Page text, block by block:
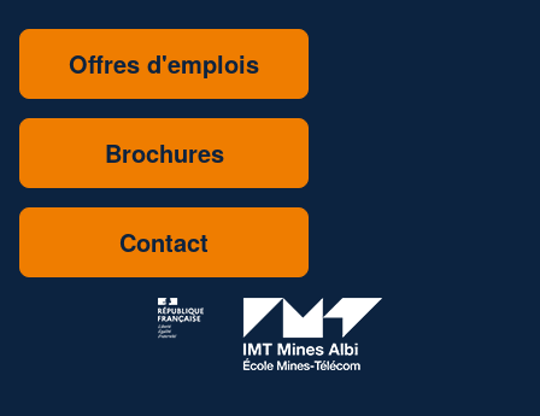
Offres d'emplois
Brochures
Contact